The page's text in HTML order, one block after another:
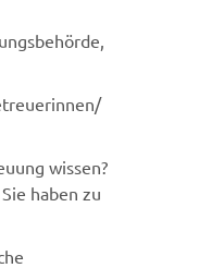
wissen?
haben zu